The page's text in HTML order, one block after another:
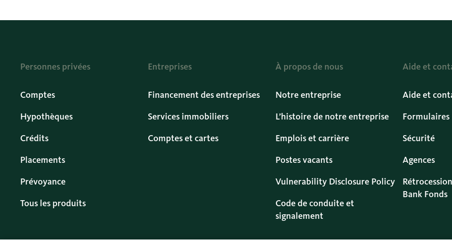
Personnes privées
Comptes
Hypothèques
Crédits
Placements
Prévoyance
Tous les produits
Entreprises
Financement des entreprises
Services immobiliers
Comptes et cartes
À propos de nous
Notre entreprise
L’histoire de notre entreprise
Emplois et carrière
Postes vacants
Vulnerability Disclosure Policy
Code de conduite et
signalement
Aide et
Aide et
Formulaires
Sécurité
Agences
Bank Fonds